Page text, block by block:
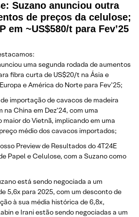
Suzano anunciou outra
de preços da celulose;
em ~US$580/t para Fev’25
uma segunda rodada de aumentos
fibra curta de US$20/t na Ásia e
e América do Norte para Fev’25;
importação de cavacos de madeira
na China em Dez’24, com uma
do Vietnã, implicando em uma
médio dos cavacos importados;
Preview de Resultados do 4T24E
Papel e Celulose, com a Suzano como
está sendo negociada a um
5,6x para 2025, com um desconto de
à sua média histórica de 6,8x,
e Irani estão sendo negociadas a um